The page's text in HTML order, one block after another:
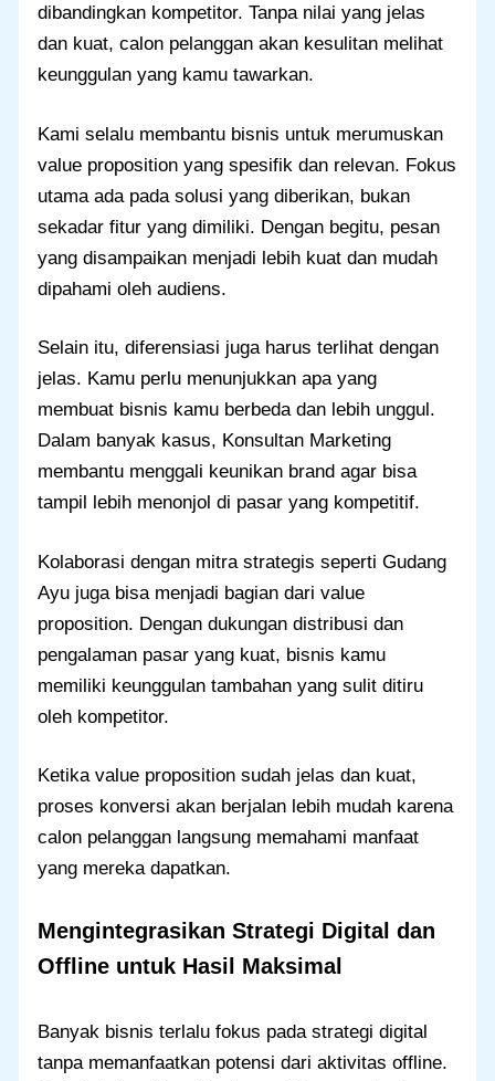
dibandingkan kompetitor. Tanpa nilai yang jelas
dan kuat, calon pelanggan akan kesulitan melihat
keunggulan yang kamu tawarkan.
Kami selalu membantu bisnis untuk merumuskan
value proposition yang spesifik dan relevan. Fokus
utama ada pada solusi yang diberikan, bukan
sekadar fitur yang dimiliki. Dengan begitu, pesan
yang disampaikan menjadi lebih kuat dan mudah
dipahami oleh audiens.
Selain itu, diferensiasi juga harus terlihat dengan
jelas. Kamu perlu menunjukkan apa yang
membuat bisnis kamu berbeda dan lebih unggul.
Dalam banyak kasus, Konsultan Marketing
membantu menggali keunikan brand agar bisa
tampil lebih menonjol di pasar yang kompetitif.
Kolaborasi dengan mitra strategis seperti Gudang
Ayu juga bisa menjadi bagian dari value
proposition. Dengan dukungan distribusi dan
pengalaman pasar yang kuat, bisnis kamu
memiliki keunggulan tambahan yang sulit ditiru
oleh kompetitor.
Ketika value proposition sudah jelas dan kuat,
proses konversi akan berjalan lebih mudah karena
calon pelanggan langsung memahami manfaat
yang mereka dapatkan.
Mengintegrasikan Strategi Digital dan
Offline untuk Hasil Maksimal
Banyak bisnis terlalu fokus pada strategi digital
tanpa memanfaatkan potensi dari aktivitas offline.